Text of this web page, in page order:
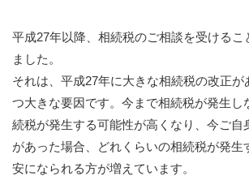
平成27年以降、相続税のご相談を受けるこ
ました。
それは、平成27年に大きな相続税の改正が
つ大きな要因です。今まで相続税が発生し
続税が発生する可能性が高くなり、今ご自
があった場合、どれくらいの相続税が発生
安になられる方が増えています。